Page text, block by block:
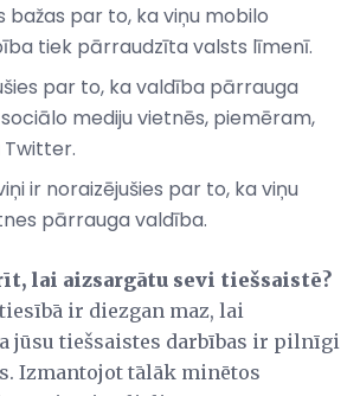
bažas par to, ka viņu mobilo
tiek pārraudzīta valsts līmenī.
par to, ka valdība pārrauga
mediju vietnēs, piemēram,
Twitter.
ir noraizējušies par to, ka viņu
pārrauga valdība.
lai aizsargātu sevi tiešsaistē?
ir diezgan maz, lai
jūsu tiešsaistes darbības ir pilnīgi
Izmantojot tālāk minētos